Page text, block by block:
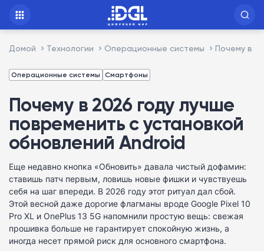
Домой Технологии Операционные системы Почему в
Операционные системы Смартфоны
Почему в 2026 году лучше
повременить с установкой
обновлений Android
Еще недавно кнопка «Обновить» давала чистый дофамин:
ставишь патч первым, ловишь новые фишки и чувствуешь
себя на шаг впереди. В 2026 году этот ритуал дал сбой.
Этой весной даже дорогие флагманы вроде Google Pixel 10
Pro XL и OnePlus 13 5G напомнили простую вещь: свежая
прошивка больше не гарантирует спокойную жизнь, а
иногда несет прямой риск для основного смартфона.